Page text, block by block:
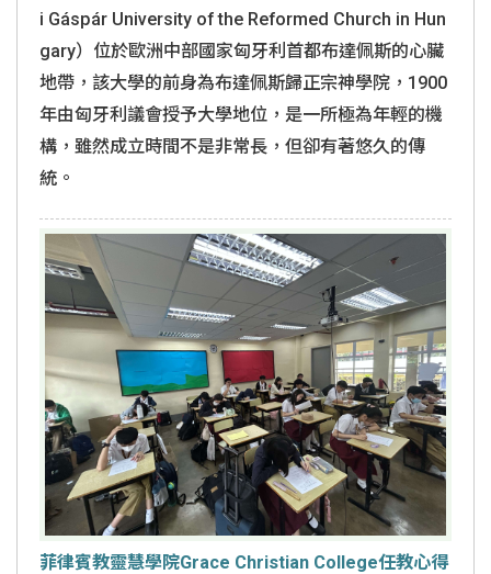
i Gáspár University of the Reformed Church in Hun
gary）位於歐洲中部國家匈牙利首都布達佩斯的心臟
地帶，該大學的前身為布達佩斯歸正宗神學院，1900
年由匈牙利議會授予大學地位，是一所極為年輕的機
構，雖然成立時間不是非常長，但卻有著悠久的傳
統。
菲律賓教靈慧學院Grace Christian College任教心得